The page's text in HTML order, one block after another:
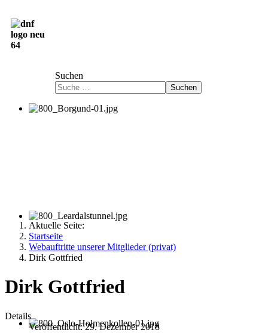
Suchen
Suchen
Aktuelle Seite:
Startseite
Webauftritte unserer Mitglieder (privat)
Dirk Gottfried
Dirk Gottfried
Details
Veröffentlicht: 29. Dezember 2018